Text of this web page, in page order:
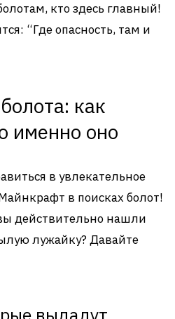
кто здесь главный!
“Где опасность, там и
как
именно оно
в увлекательное
в поисках болот!
действительно нашли
лужайку? Давайте